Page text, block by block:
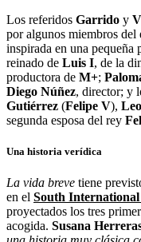
Los referidos Garrido y
por algunos miembros del
inspirada en una pequeña
reinado de Luis I, de la
productora de M+;
Diego Núñez, director; y
Gutiérrez (Felipe V),
segunda esposa del rey
Una historia verídica
La vida breve tiene
en el South International
proyectados los tres
acogida. Susana